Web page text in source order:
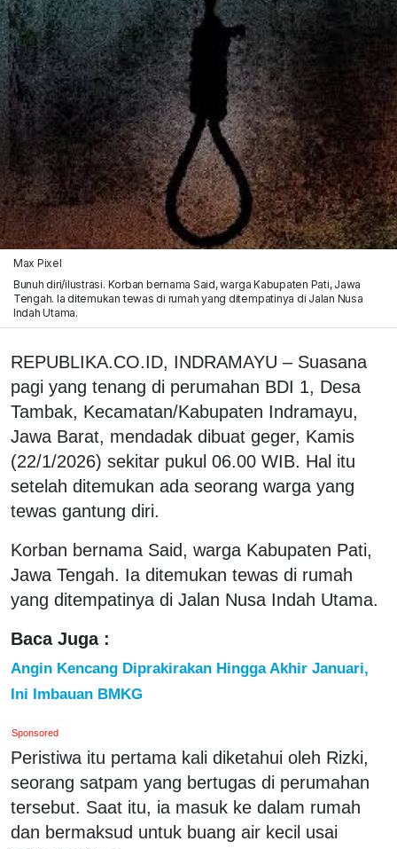
Max Pixel
Bunuh diri/ilustrasi. Korban bernama Said, warga Kabupaten Pati, Jawa
Tengah. Ia ditemukan tewas di rumah yang ditempatinya di Jalan Nusa
Indah Utama.
REPUBLIKA.CO.ID, INDRAMAYU – Suasana
pagi yang tenang di perumahan BDI 1, Desa
Tambak, Kecamatan/Kabupaten Indramayu,
Jawa Barat, mendadak dibuat geger, Kamis
(22/1/2026) sekitar pukul 06.00 WIB. Hal itu
setelah ditemukan ada seorang warga yang
tewas gantung diri.
Korban bernama Said, warga Kabupaten Pati,
Jawa Tengah. Ia ditemukan tewas di rumah
yang ditempatinya di Jalan Nusa Indah Utama.
Baca Juga :
Angin Kencang Diprakirakan Hingga Akhir Januari,
Ini Imbauan BMKG
Sponsored
Peristiwa itu pertama kali diketahui oleh Rizki,
seorang satpam yang bertugas di perumahan
tersebut. Saat itu, ia masuk ke dalam rumah
dan bermaksud untuk buang air kecil usai